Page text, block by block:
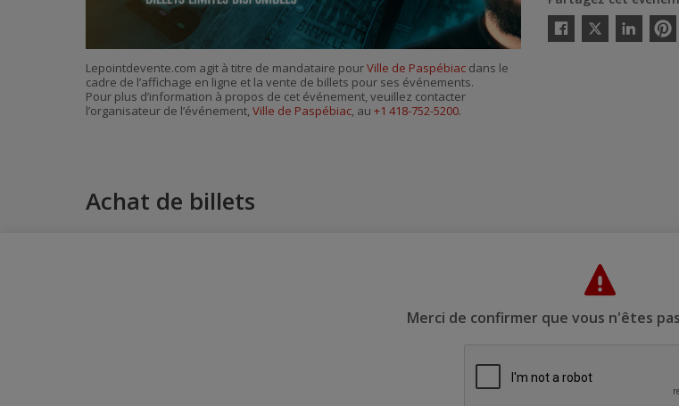
Facebook
Twitter
Linkedin
Lepointdevente.com agit à titre de mandataire pourVille de Paspébiac dans le
cadre de l’affichage en ligne et la vente de billets pour ses événements.
Pour plus d’information à propos de cet événement, veuillez contacter
l’organisateur de l’événement, Ville de Paspébiac, au +1 418-752-5200.
Achat de billets
Merci de confirmer que vous n'êtes